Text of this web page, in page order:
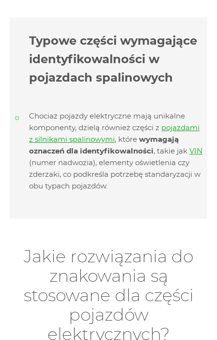
Typowe części wymagające
identyfikowalności w
pojazdach spalinowych
Chociaż pojazdy elektryczne mają unikalne
komponenty, dzielą również części z pojazdami
z silnikami spalinowymi, które wymagają
oznaczeń dla identyfikowalności, takie jak VIN
(numer nadwozia), elementy oświetlenia czy
zderzaki, co podkreśla potrzebę standaryzacji w
obu typach pojazdów.
Jakie rozwiązania do
znakowania są
stosowane dla części
pojazdów
elektrycznych?